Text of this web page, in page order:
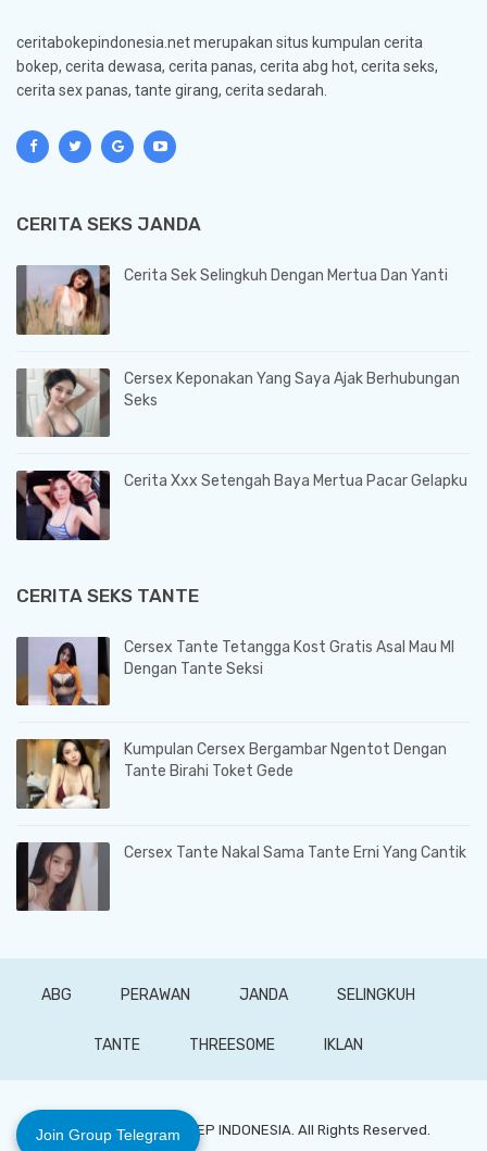
ceritabokepindonesia.net merupakan situs kumpulan cerita
bokep, cerita dewasa, cerita panas, cerita abg hot, cerita seks,
cerita sex panas, tante girang, cerita sedarah.
CERITA SEKS JANDA
Cerita Sek Selingkuh Dengan Mertua Dan Yanti
Cersex Keponakan Yang Saya Ajak Berhubungan
Seks
Cerita Xxx Setengah Baya Mertua Pacar Gelapku
CERITA SEKS TANTE
Cersex Tante Tetangga Kost Gratis Asal Mau Ml
Dengan Tante Seksi
Kumpulan Cersex Bergambar Ngentot Dengan
Tante Birahi Toket Gede
Cersex Tante Nakal Sama Tante Erni Yang Cantik
ABG PERAWAN JANDA SELINGKUH
TANTE THREESOME IKLAN
© 2026 - CERITA BOKEP INDONESIA. All Rights Reserved.
Join Group Telegram